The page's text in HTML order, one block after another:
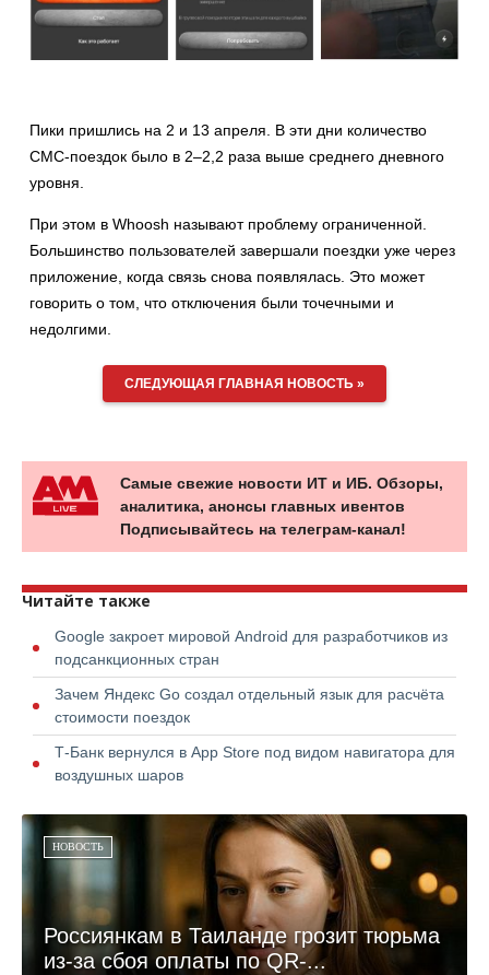
Пики пришлись на 2 и 13 апреля. В эти дни количество
СМС-поездок было в 2–2,2 раза выше среднего дневного
уровня.
При этом в Whoosh называют проблему ограниченной.
Большинство пользователей завершали поездки уже через
приложение, когда связь снова появлялась. Это может
говорить о том, что отключения были точечными и
недолгими.
СЛЕДУЮЩАЯ ГЛАВНАЯ НОВОСТЬ »
Самые свежие новости ИТ и ИБ. Обзоры,
аналитика, анонсы главных ивентов
Подписывайтесь на телеграм-канал!
Читайте также
Google закроет мировой Android для разработчиков из
подсанкционных стран
Зачем Яндекс Go создал отдельный язык для расчёта
стоимости поездок
Т-Банк вернулся в App Store под видом навигатора для
воздушных шаров
НОВОСТЬ
Россиянкам в Таиланде грозит тюрьма
из-за сбоя оплаты по QR-...